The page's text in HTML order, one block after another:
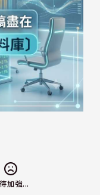
加強...